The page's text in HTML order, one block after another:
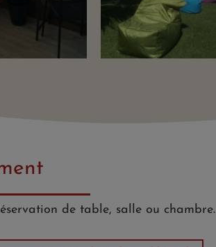
de table, salle ou chambre.